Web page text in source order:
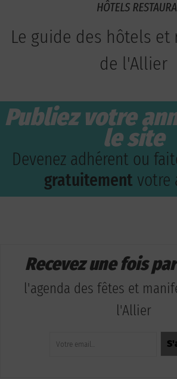
Le guide des hôtels et
de l'Allier
Publiez votre
le site
Devenez adhérent ou
gratuitement votre
Recevez une fois
l'agenda des fêtes et
l'Allier